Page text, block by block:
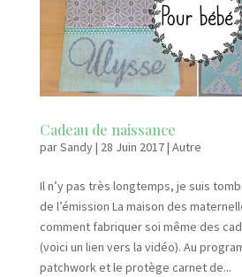
Cadeau de naissance
parSandy| 28 Juin 2017| Autre
Il n’y pas très longtemps, je suis
de l’émission La maison des
comment fabriquer soi même des
(voici un lien vers la vidéo). Au
patchwork et le protège carnet de...